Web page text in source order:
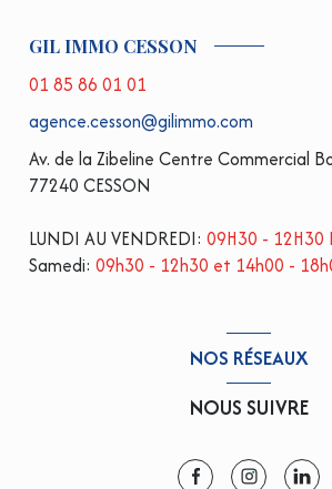
GIL IMMO CESSON
01 85 86 01 01
agence.cesson@gilimmo.com
Av. de la Zibeline Centre Commercial
77240 CESSON
LUNDI AU VENDREDI: 09H30 - 12H30
Samedi: 09h30 - 12h30 et 14h00 -
NOS RÉSEAUX
NOUS SUIVRE